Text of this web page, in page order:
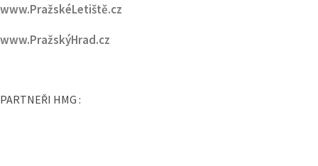
www.PražskéLetiště.cz
www.PražskýHrad.cz
PARTNEŘI HMG :